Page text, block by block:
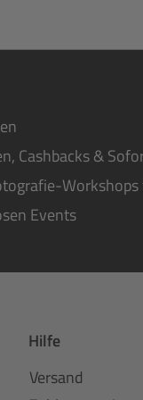
Cashbacks &
Events
Hilfe
Versand